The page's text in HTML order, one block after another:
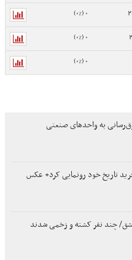
0 (0%)
0 (0%)
0 (0%)
به واحدهای صنعتی
تاریخ خود رونمایی کرد+ عکس
چند نفر کشته و زخمی شدند